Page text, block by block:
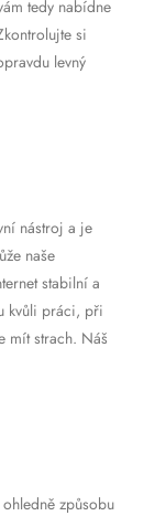
tedy nabídne
si
levný
nástroj a je
naše
stabilní a
kvůli práci, při
mít strach. Náš
způsobu